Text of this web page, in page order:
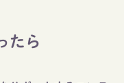
たら